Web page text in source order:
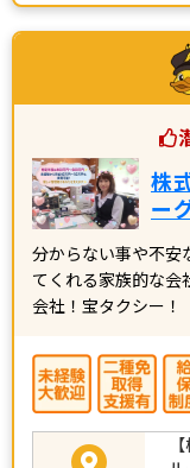
株
ー
分からない事や不安
てくれる家族的な会
会社！宝タクシー！